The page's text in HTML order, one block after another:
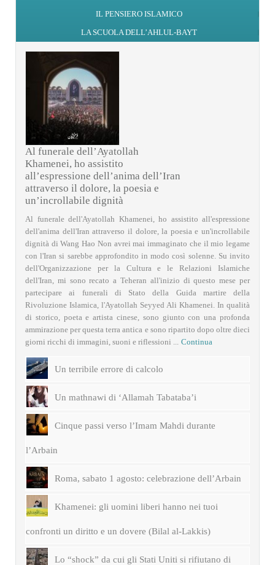
IL PENSIERO ISLAMICO
LA SCUOLA DELL’AHLUL-BAYT
Al funerale dell’Ayatollah
Khamenei, ho assistito
all’espressione dell’anima dell’Iran
attraverso il dolore, la poesia e
un’incrollabile dignità
Al funerale dell'Ayatollah Khamenei, ho assistito all'espressione
dell'anima dell'Iran attraverso il dolore, la poesia e un'incrollabile
dignità di Wang Hao Non avrei mai immaginato che il mio legame
con l'Iran si sarebbe approfondito in modo così solenne. Su invito
dell'Organizzazione per la Cultura e le Relazioni Islamiche
dell'Iran, mi sono recato a Teheran all'inizio di questo mese per
partecipare ai funerali di Stato della Guida martire della
Rivoluzione Islamica, l'Ayatollah Seyyed Ali Khamenei. In qualità
di storico, poeta e artista cinese, sono giunto con una profonda
ammirazione per questa terra antica e sono ripartito dopo oltre dieci
giorni ricchi di immagini, suoni e riflessioni ...
Continua
Un terribile errore di calcolo
Un mathnawi di ‘Allamah Tabataba’i
Cinque passi verso l’Imam Mahdi durante
l’Arbain
Roma, sabato 1 agosto: celebrazione dell’Arbain
Khamenei: gli uomini liberi hanno nei tuoi
confronti un diritto e un dovere (Bilal al-Lakkis)
Lo “shock” da cui gli Stati Uniti si rifiutano di